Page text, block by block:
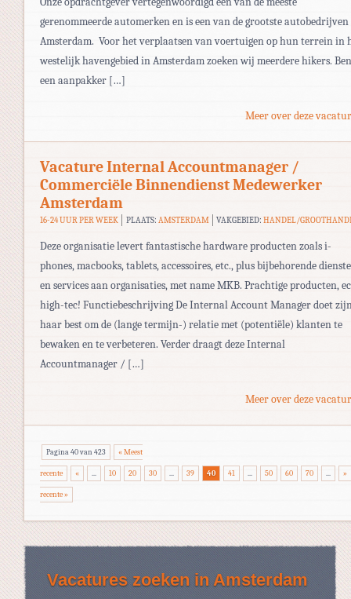
gerenommeerde automerken en is een van de grootste
Amsterdam. Voor het verplaatsen van voertuigen op hun terrein in
westelijk havengebied in Amsterdam zoeken wij meerdere hikers.
een aanpakker […]
Meer over deze
Vacature Internal Accountmanager /
Commerciële Binnendienst Medewerker
Amsterdam
16-24 UUR PER WEEK PLAATS: AMSTERDAM VAKGEBIED:HANDEL/
Deze organisatie levert fantastische hardware producten zoals i-
phones, macbooks, tablets, accessoires, etc., plus bijbehorende
en services aan organisaties, met name MKB. Prachtige producten,
high-tec! Functiebeschrijving De Internal Account Manager doet
haar best om de (lange termijn-) relatie met (potentiële) klanten te
bewaken en te verbeteren. Verder draagt deze Internal
Accountmanager / […]
Meer over deze
Pagina 40 van 423 « Meest
recente « ... 10 20 30 ... 39 40 41 ... 50 60 70 ... »
recente »
Vacatures zoeken in Amsterdam